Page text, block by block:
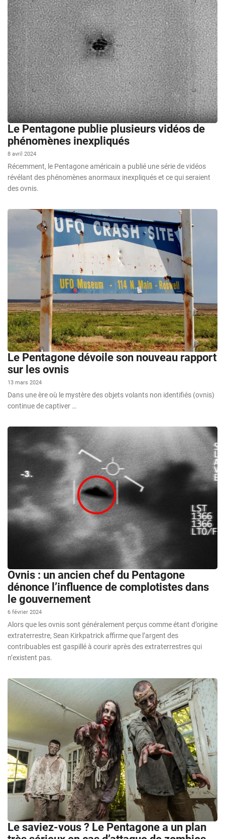
Le Pentagone publie plusieurs vidéos de
phénomènes inexpliqués
8 avril 2024
Récemment, le Pentagone américain a publié une série de vidéos
révélant des phénomènes anormaux inexpliqués et ce qui seraient
des ovnis.
Le Pentagone dévoile son nouveau rapport
sur les ovnis
13 mars 2024
Dans une ère où le mystère des objets volants non identifiés (ovnis)
continue de captiver …
Ovnis : un ancien chef du Pentagone
dénonce l’influence de complotistes dans
le gouvernement
6 février 2024
Alors que les ovnis sont généralement perçus comme étant d’origine
extraterrestre, Sean Kirkpatrick affirme que l’argent des
contribuables est gaspillé à courir après des extraterrestres qui
n’existent pas.
Le saviez-vous ? Le Pentagone a un plan